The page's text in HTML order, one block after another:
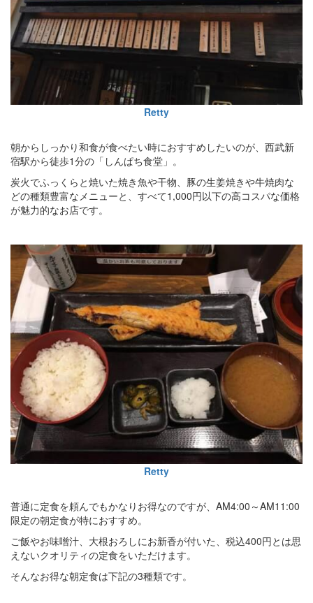
Retty
朝からしっかり和食が食べたい時におすすめしたいのが、西武新
宿駅から徒歩1分の「しんぱち食堂」。
炭火でふっくらと焼いた焼き魚や干物、豚の生姜焼きや牛焼肉な
どの種類豊富なメニューと、すべて1,000円以下の高コスパな価格
が魅力的なお店です。
Retty
普通に定食を頼んでもかなりお得なのですが、AM4:00～AM11:00
限定の朝定食が特におすすめ。
ご飯やお味噌汁、大根おろしにお新香が付いた、税込400円とは思
えないクオリティの定食をいただけます。
そんなお得な朝定食は下記の3種類です。